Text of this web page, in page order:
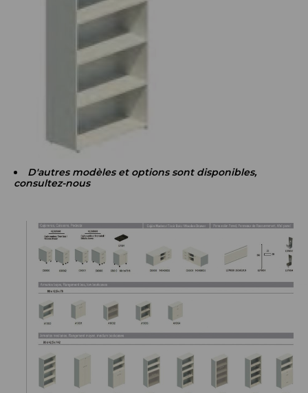
D'autres modèles et options sont disponibles,
consultez-nous